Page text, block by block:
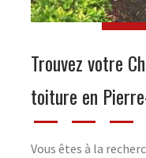
Trouvez votre
toiture en
Vous êtes à la